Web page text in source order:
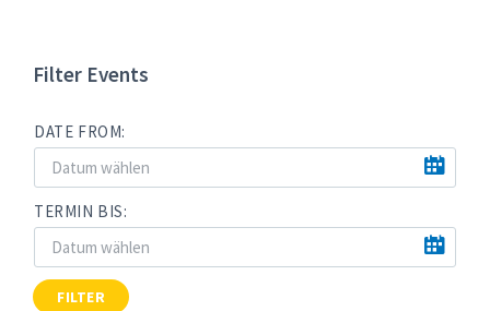
Filter Events
DATE FROM:
TERMIN BIS:
FILTER